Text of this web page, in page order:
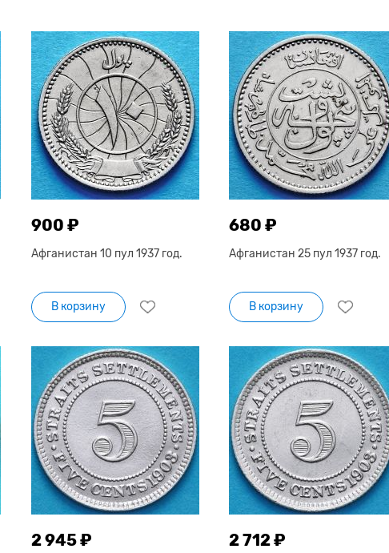
900 ₽
Афганистан 10 пул 1937 год.
В корзину
680 ₽
Афганистан 25 пул 1937 год.
В корзину
2 945 ₽ 2 712 ₽